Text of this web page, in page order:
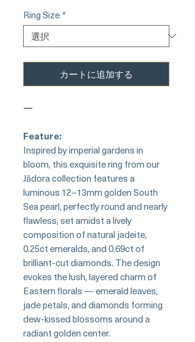
Ring Size*
カートに追加する
—
Feature:
Inspired by imperial gardens in
bloom, this exquisite ring from our
Jādora collection features a
luminous 12–13mm golden South
Sea pearl, perfectly round and nearly
flawless, set amidst a lively
composition of natural jadeite,
0.25ct emeralds, and 0.69ct of
brilliant-cut diamonds. The design
evokes the lush, layered charm of
Eastern florals — emerald leaves,
jade petals, and diamonds forming
dew-kissed blossoms around a
radiant golden center.